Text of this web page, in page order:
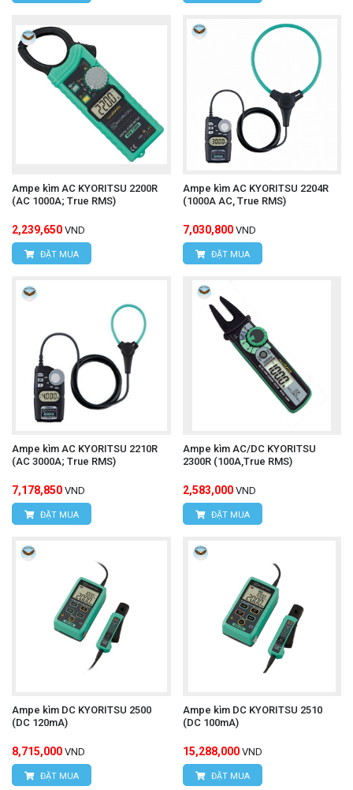
Ampe kìm AC KYORITSU 2200R
(AC 1000A; True RMS)
2,239,650 VND
ĐẶT MUA
Ampe kìm AC KYORITSU 2204R
(1000A AC, True RMS)
7,030,800 VND
ĐẶT MUA
Ampe kìm AC KYORITSU 2210R
(AC 3000A; True RMS)
7,178,850 VND
ĐẶT MUA
Ampe kìm AC/DC KYORITSU
2300R (100A,True RMS)
2,583,000 VND
ĐẶT MUA
Ampe kìm DC KYORITSU 2500
(DC 120mA)
8,715,000 VND
ĐẶT MUA
Ampe kìm DC KYORITSU 2510
(DC 100mA)
15,288,000 VND
ĐẶT MUA